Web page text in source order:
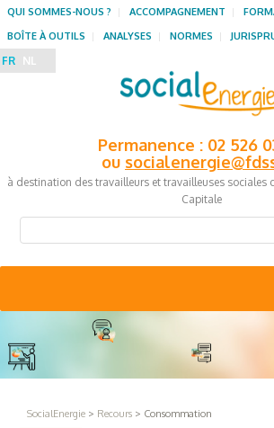
Permanence : 02 526
ou
à destination des travailleurs et travailleuses sociales
Capitale
QUI SOMMES-NOUS ? ACCOMPAGNEMENT
BOÎTE À OUTILS
ANALYSES NORMES
FR NL
SocialEnergie > Recours > Consommation